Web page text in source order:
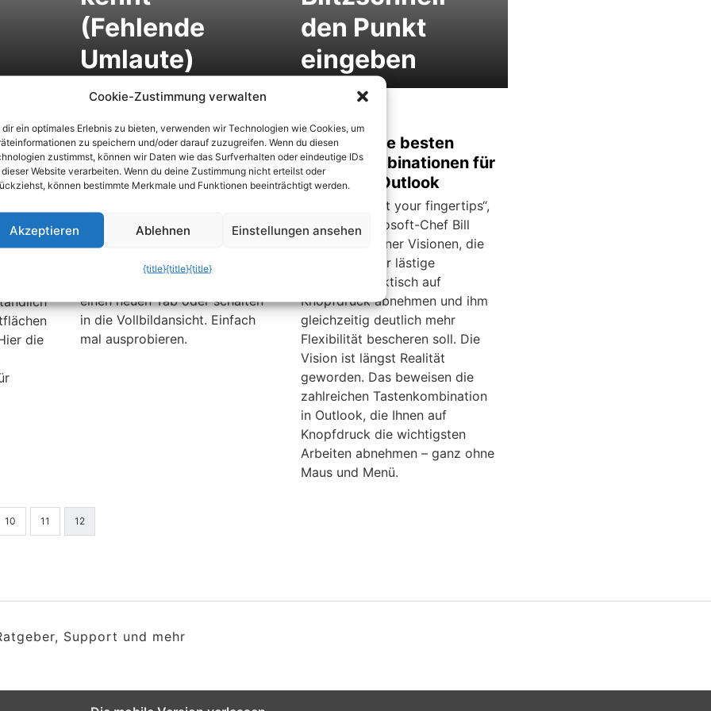
(Fehlende
Umlaute)
den Punkt
eingeben
für
geht
die
Internet Explorer: Die
wichtigsten
Tastenkombinationen
auch bequem per Tastatur
bedienen. Einfach die richtige
Tastenkombination oder Taste
einen neuen Tab oder schalten
in die Vollbildansicht. Einfach
mal ausprobieren.
Outlook: Die besten
Tastenkombinationen für
Microsoft Outlook
„Information at your fingertips“,
so nennt Microsoft-Chef Bill
Gates eine seiner Visionen, die
dem Anwender lästige
Aufgaben praktisch auf
Knopfdruck abnehmen und ihm
gleichzeitig deutlich mehr
Flexibilität bescheren soll. Die
Vision ist längst Realität
geworden. Das beweisen die
zahlreichen Tastenkombination
in Outlook, die Ihnen auf
Knopfdruck die wichtigsten
Arbeiten abnehmen – ganz ohne
Maus und Menü.
10 11 12
Support und mehr
Cookie-Zustimmung verwalten
dir ein optimales Erlebnis zu bieten, verwenden wir Technologien wie Cookies, um
zu speichern und/oder darauf zuzugreifen. Wenn du diesen
zustimmst, können wir Daten wie das Surfverhalten oder eindeutige IDs
Website verarbeiten. Wenn du deine Zustimmung nicht erteilst oder
können bestimmte Merkmale und Funktionen beeinträchtigt werden.
Akzeptieren Ablehnen Einstellungen ansehen
{title}{title}{title}